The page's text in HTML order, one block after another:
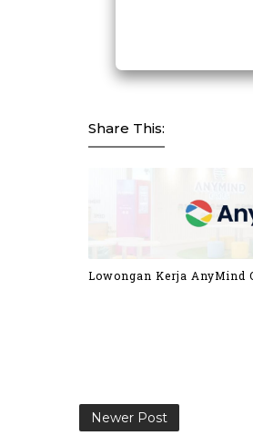
Share This:
Lowongan Kerja AnyMind
Newer Post